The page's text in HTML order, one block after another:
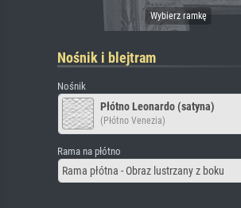
Nośnik i blejtram
Nośnik
Płótno Leonardo (satyna)
(Płótno Venezia)
Rama na płótno
Rama płótna - Obraz lustrzany z boku